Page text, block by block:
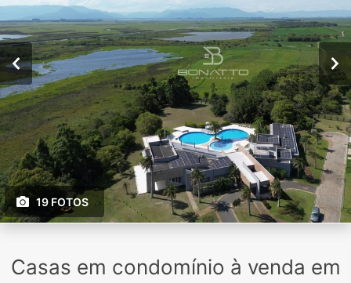
19 FOTOS
Casas em condomínio à venda em